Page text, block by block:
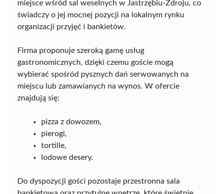
miejsce wśród sal weselnych w Jastrzębiu-Zdroju, co
świadczy o jej mocnej pozycji na lokalnym rynku
organizacji przyjęć i bankietów.
Firma proponuje szeroką gamę usług
gastronomicznych, dzięki czemu goście mogą
wybierać spośród pysznych dań serwowanych na
miejscu lub zamawianych na wynos. W ofercie
znajdują się:
pizza z dowozem,
pierogi,
tortille,
lodowe desery.
Do dyspozycji gości pozostaje przestronna sala